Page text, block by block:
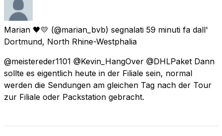
Marian 🖤💛 (@marian_bvb) segnalati 59 minuti fa dall'
Dortmund, North Rhine-Westphalia
@meistereder1101 @Kevin_HangOver @DHLPaket Dann
sollte es eigentlich heute in der Filiale sein, normal
werden die Sendungen am gleichen Tag nach der Tour
zur Filiale oder Packstation gebracht.